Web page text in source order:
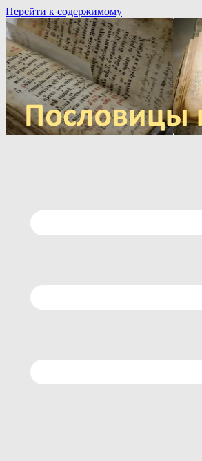
Перейти к содержимому